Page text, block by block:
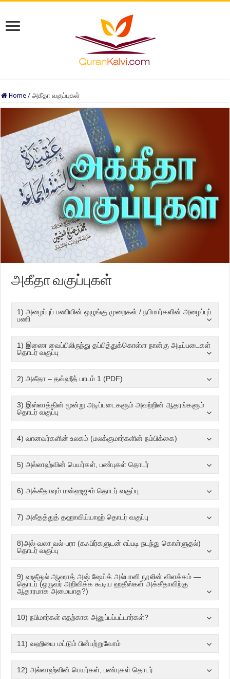
Home / அகீதா வகுப்புகள்
அகீதா வகுப்புகள்
1) அழைப்புப் பணியின் ஒழுங்கு முறைகள் / நபிமார்களின் அழைப்புப்
பணி
1) இணை வைப்பிலிருந்து தப்பித்துக்கொள்ள நான்கு அடிப்படைகள்
தொடர் வகுப்பு
2) அகீதா – தவ்ஹீத் பாடம் 1 (PDF)
3) இஸ்லாத்தின் மூன்று அடிப்படைகளும் அவற்றின் ஆதரங்களும்
தொடர் வகுப்பு
4) வானவர்களின் உலகம் (மலக்குமார்களின் நம்பிக்கை)
5) அல்லாஹ்வின் பெயர்கள், பண்புகள் தொடர்
6) அக்கீதாவும் மன்ஹஜும் தொடர் வகுப்பு
7) அகீதத்துத் தஹாவிய்யாஹ் தொடர் வகுப்பு
8)அல்-வலா வல்-பரா (கஃபிர்களுடன் எப்படி நடந்து கொள்ளுதல்)
தொடர் வகுப்பு
9) ஹதீதுல் ஆஹாத் அஷ் ஷேய்க் அல்பானி நூலின் விளக்கம் —
தொடர் (ஒருவர் அறிவிக்க கூடிய ஹதீஸ்கள் அக்கீதாவிற்கு
ஆதாரமாக அமையாத?)
10) நபிமார்கள் எதற்காக அனுப்பப்பட்டார்கள்?
11) வஹியை மட்டும் பின்பற்றுவோம்
12) அல்லாஹ்வின் பெயர்கள், பண்புகள் தொடர்